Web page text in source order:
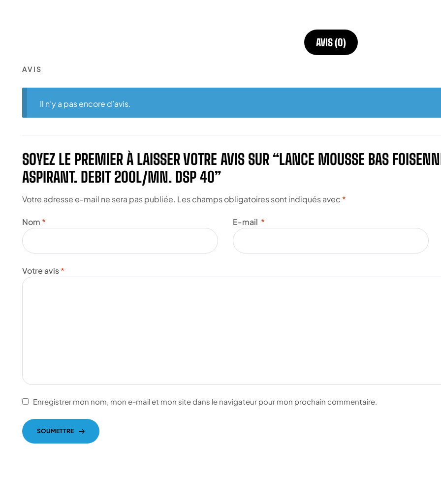
AVIS (0)
AVIS
Il n’y a pas encore d’avis.
SOYEZ LE PREMIER À LAISSER VOTRE AVIS SUR “LANCE MOUSSE BAS
ASPIRANT. DEBIT 200L/MN. DSP 40”
Votre adresse e-mail ne sera pas publiée. Les champs obligatoires sont indiqués avec *
Votre avis*
Nom * E-mail *
Enregistrer mon nom, mon e-mail et mon site dans le navigateur pour mon prochain commentaire.
SOUMETTRE